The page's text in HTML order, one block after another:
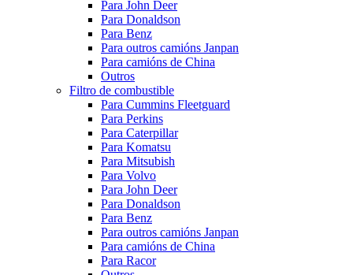
Para John Deer
Para Donaldson
Para Benz
Para outros camións Janpan
Para camións de China
Outros
Filtro de combustible
Para Cummins Fleetguard
Para Perkins
Para Caterpillar
Para Komatsu
Para Mitsubish
Para Volvo
Para John Deer
Para Donaldson
Para Benz
Para outros camións Janpan
Para camións de China
Para Racor